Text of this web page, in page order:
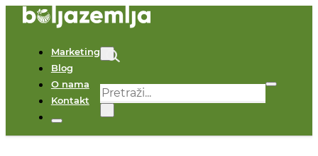
Marketing
Blog
O nama
Kontakt
Pretraga